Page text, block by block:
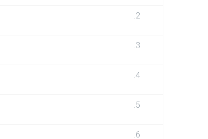
2.
3.
4.
5.
6.